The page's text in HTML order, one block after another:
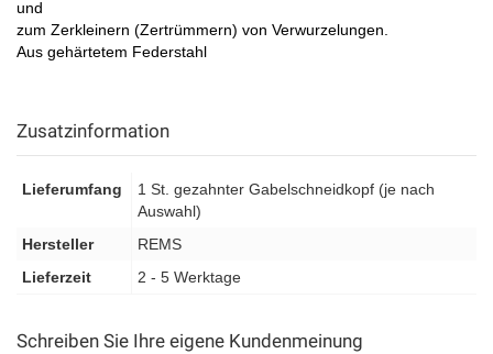
und
zum Zerkleinern (Zertrümmern) von Verwurzelungen.
Aus gehärtetem Federstahl
Zusatzinformation
Lieferumfang
1 St. gezahnter Gabelschneidkopf (je nach
Auswahl)
Hersteller
REMS
Lieferzeit
2 - 5 Werktage
Schreiben Sie Ihre eigene Kundenmeinung